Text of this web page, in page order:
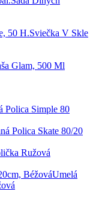
Sviečka V Skle
Glam, 500 Ml
Polica Simple 80
Polica Skate 80/20
Ružová
Umelá